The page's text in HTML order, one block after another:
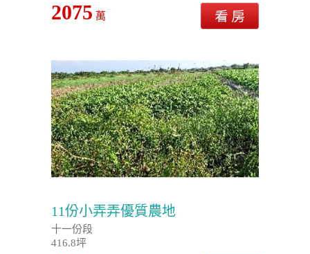
2075 萬
11份小弄弄優質農地
十一份段
416.8坪